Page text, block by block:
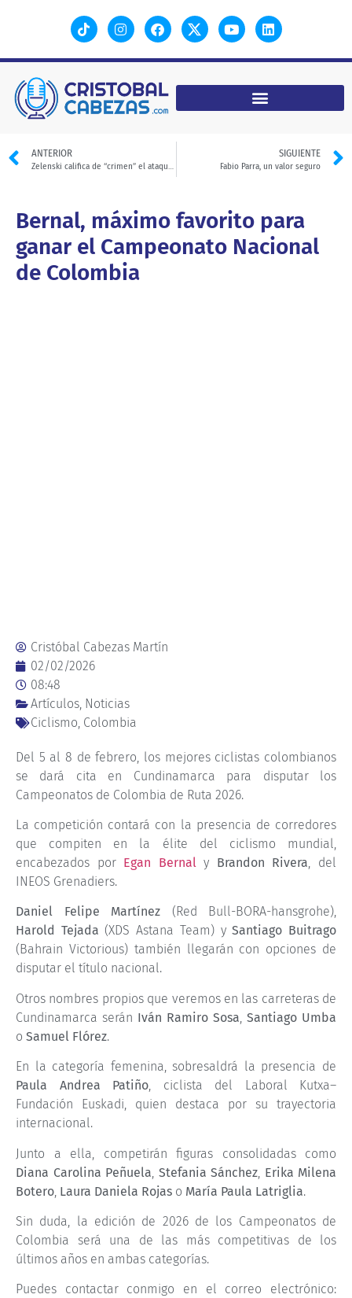
ANTERIOR
Zelenski califica de “crimen” el ataque ruso a un autobús
SIGUIENTE
Fabio Parra, un valor seguro
Bernal, máximo favorito para
ganar el Campeonato Nacional
de Colombia
Cristóbal Cabezas Martín
02/02/2026
08:48
Artículos Noticias
Ciclismo Colombia
Del 5 al 8 de febrero, los mejores ciclistas colombianos
se dará cita en Cundinamarca para disputar los
Campeonatos de Colombia de Ruta 2026.
La competición contará con la presencia de corredores
que compiten en la élite del ciclismo mundial,
encabezados por Egan Bernaly Brandon Rivera, del
INEOS Grenadiers.
Daniel Felipe Martínez (Red Bull-BORA-hansgrohe),
Harold Tejada (XDS Astana Team) ySantiago Buitrago
(Bahrain Victorious) también llegarán con opciones de
disputar el título nacional.
Otros nombres propios que veremos en las carreteras de
Cundinamarca serán Iván Ramiro Sosa Santiago Umba
o Samuel Flórez.
En la categoría femenina, sobresaldrá la presencia de
Paula Andrea Patiño, ciclista del Laboral Kutxa–
Fundación Euskadi, quien destaca por su trayectoria
internacional.
Junto a ella, competirán figuras consolidadas como
Diana Carolina Peñuela Stefania Sánchez Erika Milena
Botero Laura Daniela Rojas o María Paula Latriglia.
Sin duda, la edición de 2026 de los Campeonatos de
Colombia será una de las más competitivas de los
últimos años en ambas categorías.
Puedes contactar conmigo en el correo electrónico: